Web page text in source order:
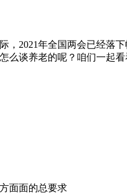
，2021年全国两会已经落
么谈养老的呢？咱们一起看
面面的总要求